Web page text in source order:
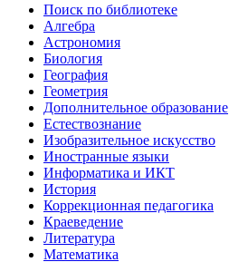
Поиск по библиотеке
Алгебра
Астрономия
Биология
География
Геометрия
Дополнительное образование
Естествознание
Изобразительное искусство
Иностранные языки
Информатика и ИКТ
История
Коррекционная педагогика
Краеведение
Литература
Математика